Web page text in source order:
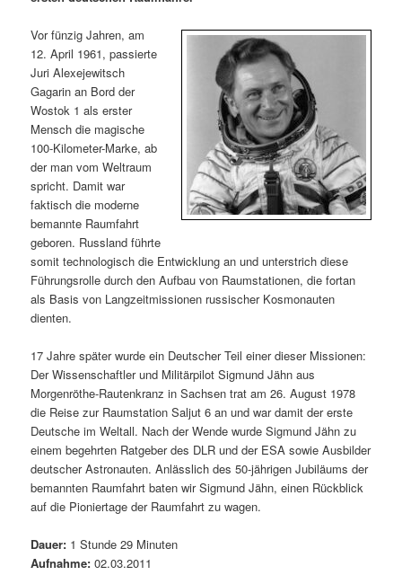
ä
r
e
n
I
n
h
a
s
p
r
i
n
d
ä
r
e
n
I
n
h
l
t
s
p
n
v
i
g
a
t
i
o
n
Vor fünzig Jahren, am
12. April 1961, passierte
Juri Alexejewitsch
Gagarin an Bord der
Wostok 1 als erster
Mensch die magische
100-Kilometer-Marke, ab
der man vom Weltraum
spricht. Damit war
faktisch die moderne
bemannte Raumfahrt
geboren. Russland führte
somit technologisch die Entwicklung an und unterstrich diese
Führungsrolle durch den Aufbau von Raumstationen, die fortan
als Basis von Langzeitmissionen russischer Kosmonauten
dienten.
17 Jahre später wurde ein Deutscher Teil einer dieser Missionen:
Der Wissenschaftler und Militärpilot Sigmund Jähn aus
Morgenröthe-Rautenkranz in Sachsen trat am 26. August 1978
die Reise zur Raumstation Saljut 6 an und war damit der erste
Deutsche im Weltall. Nach der Wende wurde Sigmund Jähn zu
einem begehrten Ratgeber des DLR und der ESA sowie Ausbilder
deutscher Astronauten. Anlässlich des 50-jährigen Jubiläums der
bemannten Raumfahrt baten wir Sigmund Jähn, einen Rückblick
auf die Pioniertage der Raumfahrt zu wagen.
Dauer: 1 Stunde 29 Minuten
Aufnahme: 02.03.2011